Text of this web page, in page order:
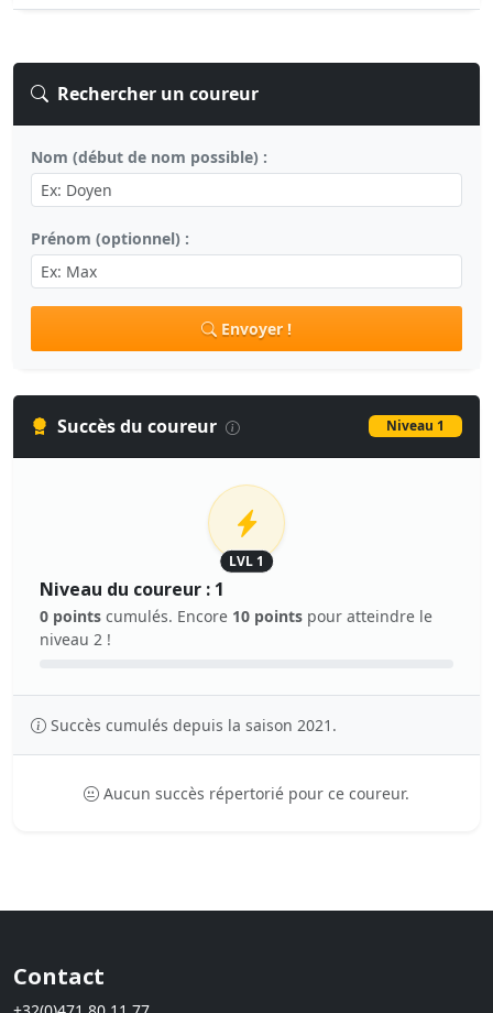
Rechercher un coureur
Nom (début de nom possible) :
Prénom (optionnel) :
Envoyer !
Succès du coureur Niveau 1
LVL 1
Niveau du coureur : 1
0 points cumulés. Encore 10 points pour atteindre le
niveau 2 !
Succès cumulés depuis la saison 2021.
Aucun succès répertorié pour ce coureur.
Contact